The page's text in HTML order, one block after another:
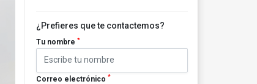
¿Prefieres que te contactemos?
Tu nombre *
Correo electrónico *